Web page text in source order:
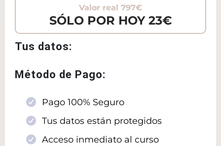
Valor real 797€
SÓLO POR HOY 23€
Tus datos:
Método de Pago:
Pago 100% Seguro
Tus datos están protegidos
Acceso inmediato al curso